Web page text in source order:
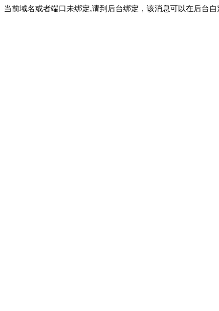
当前域名或者端口未绑定,请到后台绑定，该消息可以在后台自